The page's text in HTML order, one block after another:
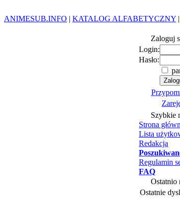
ANIMESUB.INFO | KATALOG ALFABETYCZNY |
Zaloguj
Login:
Hasło:
Szybkie
Strona
Lista
Redakcja
Regulamin
FAQ
Ostatnio
Ostatnie